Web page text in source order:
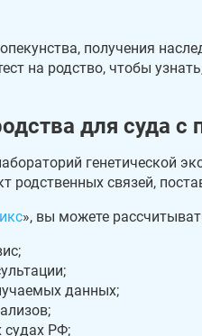
получения
на родство, чтобы
для суда
генетической
родственных связей,
», вы можете
данных;
судах РФ;